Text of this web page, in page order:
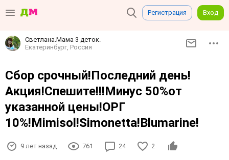
Регистрация Вход
Светлана.Мама 3 деток.
Екатеринбург, Россия
Сбор срочный!Последний день!
Акция!Спешите!!!Минус 50%от
указанной цены!ОРГ
10%!Mimisol!Simonetta!Blumarine!
9 лет назад 761 24 2